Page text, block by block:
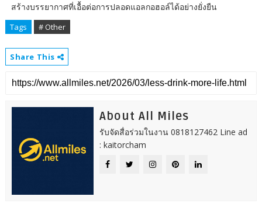
สร้างบรรยากาศที่เอื้อต่อการปลอดแอลกอฮอล์ได้อย่างยั่งยืน
Tags # Other
Share This
About All Miles
รับจัดสื่อร่วมในงาน 0818127462 Line ad
: kaitorcham